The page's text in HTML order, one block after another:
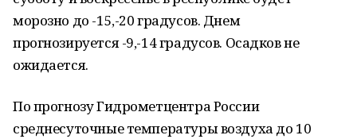
морозно до -15,-20 градусов. Днем
прогнозируется -9,-14 градусов. Осадков не
ожидается.
По прогнозу Гидрометцентра России
среднесуточные температуры воздуха до 10